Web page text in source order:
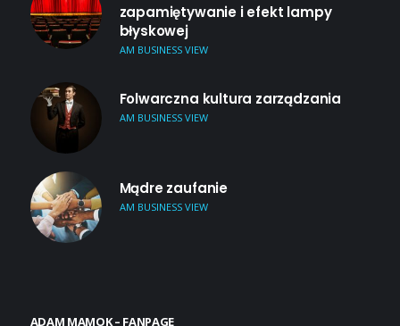
zapamiętywanie i efekt lampy
błyskowej
AM BUSINESS VIEW
Folwarczna kultura zarządzania
AM BUSINESS VIEW
Mądre zaufanie
AM BUSINESS VIEW
ADAM MAMOK – FANPAGE